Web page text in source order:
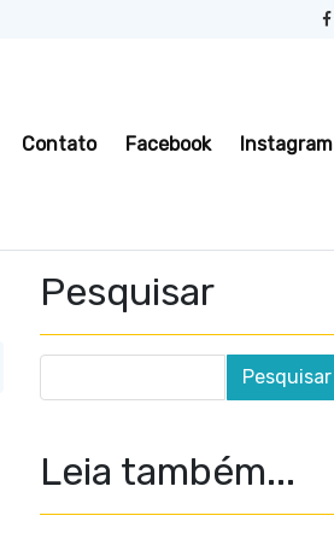
Contato Facebook Instagram
Pesquisar
Leia também...